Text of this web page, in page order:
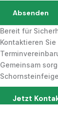
Absenden
Bereit für
Kontaktieren
Gemeinsam
Jetzt